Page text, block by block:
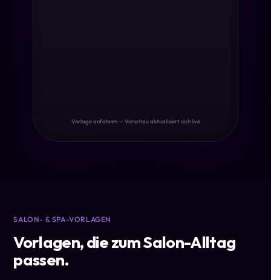
Vorlage anfahren — Vorschau aktualisiert sich live
SALON- & SPA-VORLAGEN
Vorlagen, die zum Salon-Alltag
passen.